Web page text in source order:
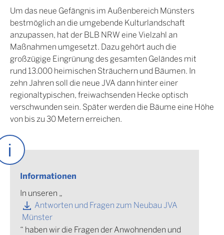
Um das neue Gefängnis im Außenbereich Münsters
bestmöglich an die umgebende Kulturlandschaft
anzupassen, hat der BLB NRW eine Vielzahl an
Maßnahmen umgesetzt. Dazu gehört auch die
großzügige Eingrünung des gesamten Geländes mit
rund 13.000 heimischen Sträuchern und Bäumen. In
zehn Jahren soll die neue JVA dann hinter einer
regionaltypischen, freiwachsenden Hecke optisch
verschwunden sein. Später werden die Bäume eine Höhe
von bis zu 30 Metern erreichen.
Informationen
In unseren „
Antworten und Fragen zum Neubau JVA
Münster
“ haben wir die Fragen der Anwohnenden und